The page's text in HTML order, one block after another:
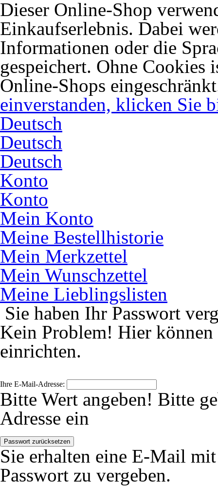
Dieser Online-Shop
Einkaufserlebnis. Dabei
Informationen oder die
gespeichert. Ohne Cookies
Online-Shops
einverstanden, klicken Sie
Deutsch
Deutsch
Deutsch
Konto
Konto
Mein Konto
Meine Bestellhistorie
Mein Merkzettel
Mein Wunschzettel
Meine Lieblingslisten
Sie haben Ihr Passwort
Kein Problem! Hier können
einrichten.
Ihre E-Mail-Adresse:
Bitte Wert angeben! Bitte
Adresse ein
Passwort zurücksetzen
Sie erhalten eine E-Mail
Passwort zu vergeben.